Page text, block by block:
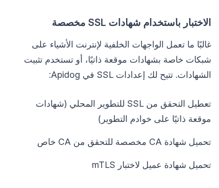
الاختبار باستخدام شهادات SSL مخصصة
غالبًا ما تعمل الواجهات الخلفية لإنترنت الأشياء على
شبكات خاصة بشهادات موقعة ذاتيًا، أو تستخدم تثبيت
الشهادات. تتيح لك إعدادات SSL في Apidog:
تعطيل التحقق من SSL للتطوير المحلي (شهادات
موقعة ذاتيًا على خوادم التطوير)
تحميل شهادة CA مخصصة للتحقق من CA خاص
تحميل شهادة عميل لاختبار mTLS